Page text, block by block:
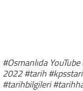
#Osmanlıda
2022 #tarih
#tarihbilgileri